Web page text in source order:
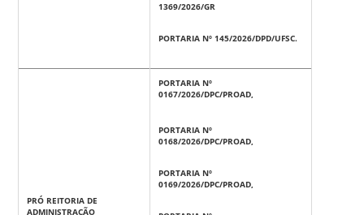
1369/2026/GR
PORTARIA Nº 145/2026/DPD/UFSC.
PRÓ REITORIA DE
ADMINISTRAÇÃO
PORTARIA Nº
0167/2026/DPC/PROAD,
PORTARIA Nº
0168/2026/DPC/PROAD,
PORTARIA Nº
0169/2026/DPC/PROAD,